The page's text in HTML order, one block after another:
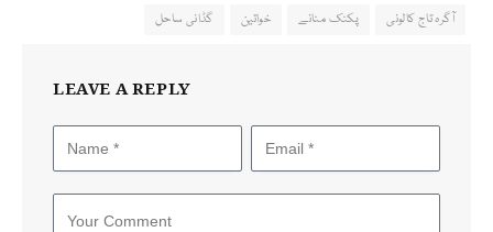
آگرہ تاج کالونی پکنک منانے خواتین گڈانی ساحل
LEAVE A REPLY